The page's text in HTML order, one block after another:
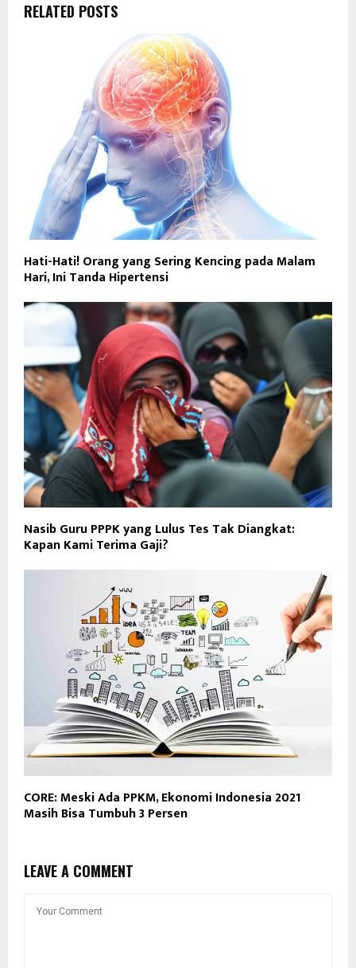
RELATED POSTS
Hati-Hati! Orang yang Sering Kencing pada Malam
Hari, Ini Tanda Hipertensi
Nasib Guru PPPK yang Lulus Tes Tak Diangkat:
Kapan Kami Terima Gaji?
CORE: Meski Ada PPKM, Ekonomi Indonesia 2021
Masih Bisa Tumbuh 3 Persen
LEAVE A COMMENT